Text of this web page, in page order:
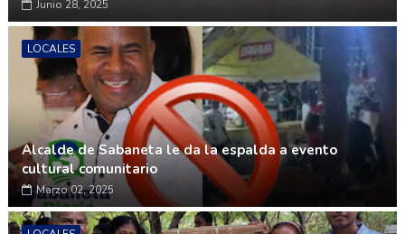
Junio 28, 2025
LOCALES
Alcalde de Sabaneta le da la espalda a evento
cultural comunitario
Marzo 02, 2025